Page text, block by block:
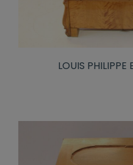
LOUIS PHILIPPE